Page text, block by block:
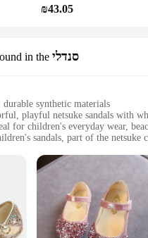
₪43.05
in the סנדלי
synthetic materials
playful netsuke sandals with
for children's everyday wear,
sandals, part of the netsuke
Comes as a set, including a pair of
Your Little Ones**
netsuke-inspired designs that
footwear.